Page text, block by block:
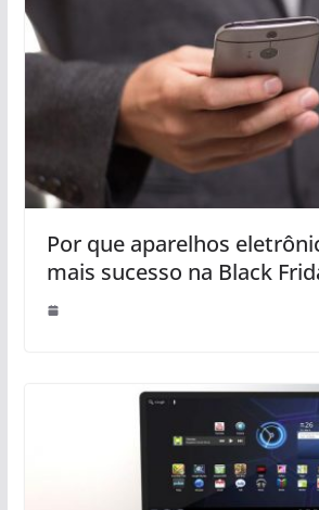
Por que aparelhos
mais sucesso na Black